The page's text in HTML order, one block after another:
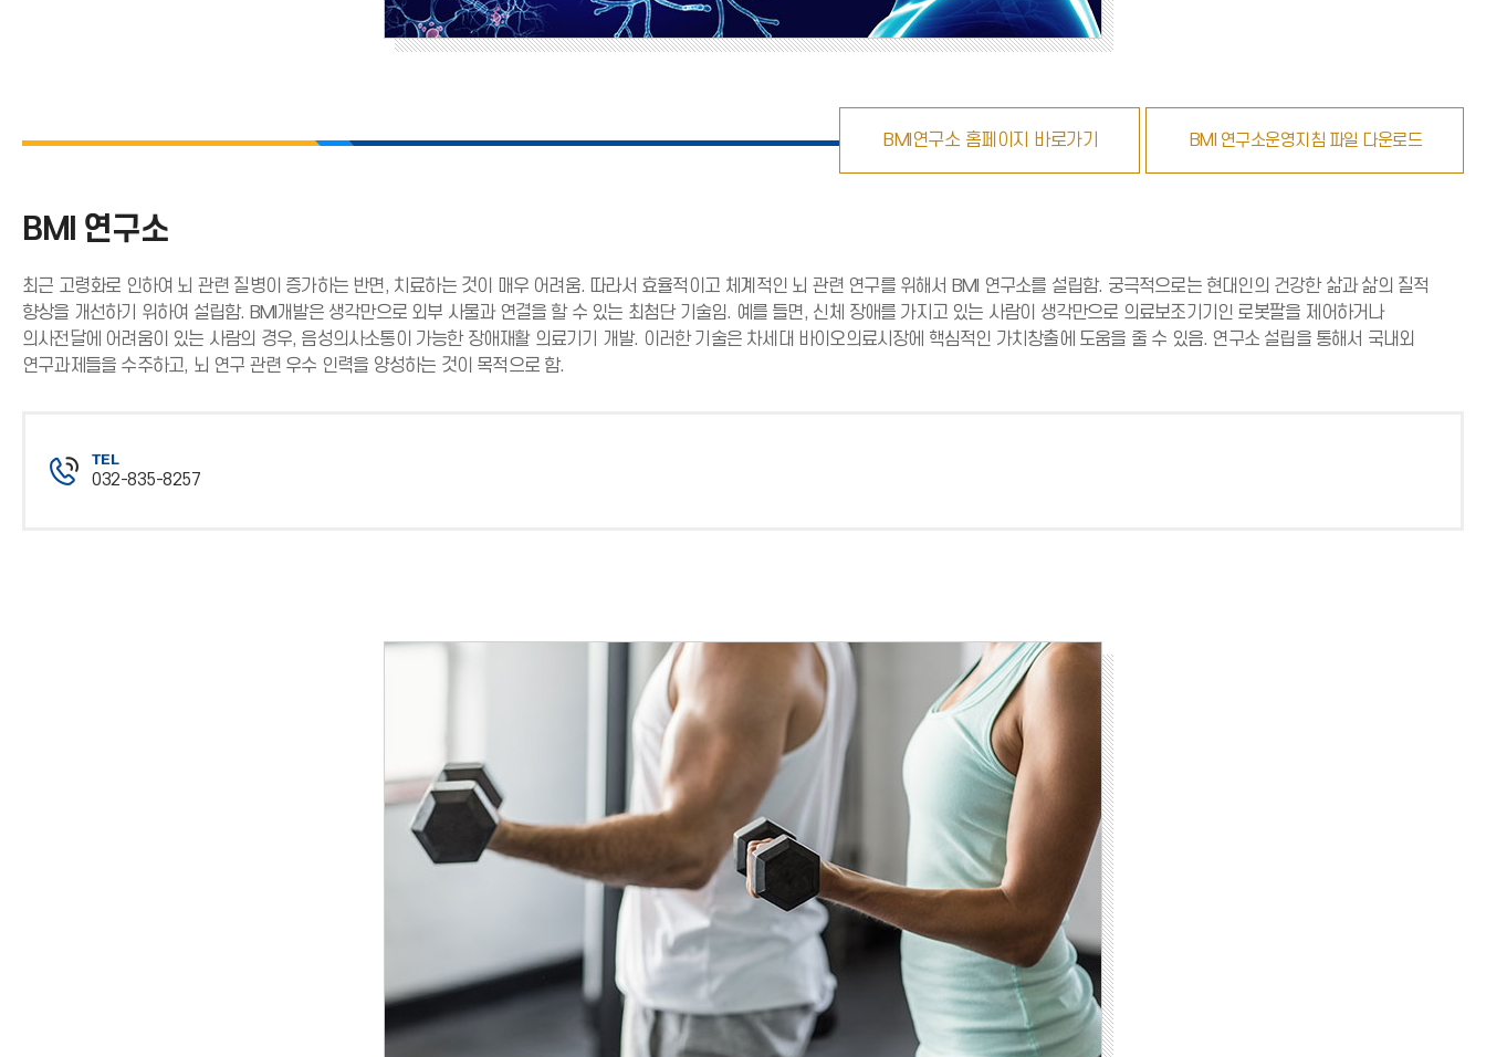
BMI연구소 홈페이지 바로가기 BMI 연구소운영지침 파일 다운로드
BMI 연구소
최근 고령화로 인하여 뇌 관련 질병이 증가하는 반면, 치료하는 것이 매우 어려움. 따라서 효율적이고 체계적인 뇌 관련 연구를 위해서 BMI 연구소를 설립함. 궁극적으로는 현대인의 건강한 삶과 삶의 질적
향상을 개선하기 위하여 설립함. BMI개발은 생각만으로 외부 사물과 연결을 할 수 있는 최첨단 기술임. 예를 들면, 신체 장애를 가지고 있는 사람이 생각만으로 의료보조기기인 로봇팔을 제어하거나
의사전달에 어려움이 있는 사람의 경우, 음성의사소통이 가능한 장애재활 의료기기 개발. 이러한 기술은 차세대 바이오의료시장에 핵심적인 가치창출에 도움을 줄 수 있음. 연구소 설립을 통해서 국내외
연구과제들을 수주하고, 뇌 연구 관련 우수 인력을 양성하는 것이 목적으로 함.
TEL
032-835-8257